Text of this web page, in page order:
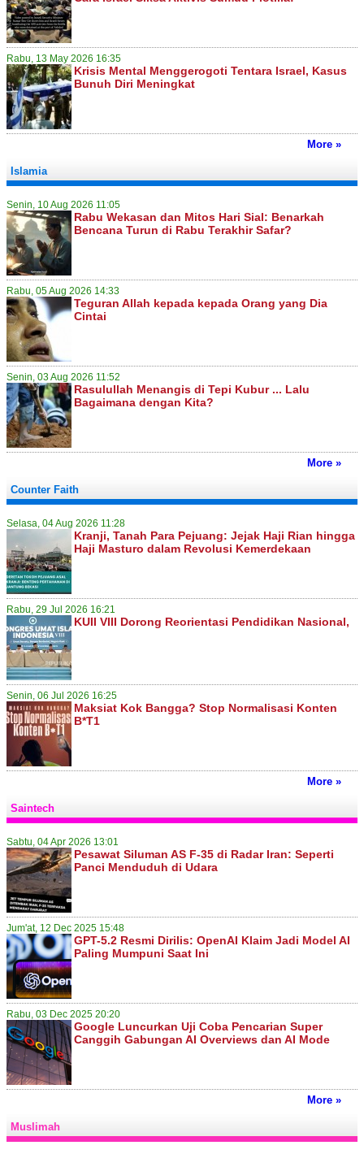
Rabu, 13 May 2026 16:35
Krisis Mental Menggerogoti Tentara Israel, Kasus
Bunuh Diri Meningkat
More »
Islamia
Senin, 10 Aug 2026 11:05
Rabu Wekasan dan Mitos Hari Sial: Benarkah
Bencana Turun di Rabu Terakhir Safar?
Rabu, 05 Aug 2026 14:33
Teguran Allah kepada kepada Orang yang Dia
Cintai
Senin, 03 Aug 2026 11:52
Rasulullah Menangis di Tepi Kubur ... Lalu
Bagaimana dengan Kita?
More »
Counter Faith
Selasa, 04 Aug 2026 11:28
Kranji, Tanah Para Pejuang: Jejak Haji Rian hingga
Haji Masturo dalam Revolusi Kemerdekaan
Rabu, 29 Jul 2026 16:21
KUII VIII Dorong Reorientasi Pendidikan Nasional,
Senin, 06 Jul 2026 16:25
Maksiat Kok Bangga? Stop Normalisasi Konten
B*T1
More »
Saintech
Sabtu, 04 Apr 2026 13:01
Pesawat Siluman AS F-35 di Radar Iran: Seperti
Panci Menduduh di Udara
Jum'at, 12 Dec 2025 15:48
GPT-5.2 Resmi Dirilis: OpenAI Klaim Jadi Model AI
Paling Mumpuni Saat Ini
Rabu, 03 Dec 2025 20:20
Google Luncurkan Uji Coba Pencarian Super
Canggih Gabungan AI Overviews dan AI Mode
More »
Muslimah